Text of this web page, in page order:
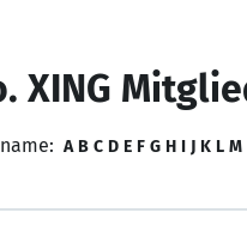
XING
A B C D E F G H I J K L M